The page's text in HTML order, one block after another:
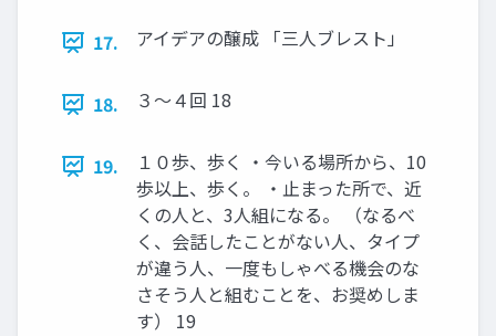
17. アイデアの醸成 「三人ブレスト」
18. ３～４回 18
19.
１０歩、歩く ・今いる場所から、10
歩以上、歩く。 ・止まった所で、近
くの人と、3人組になる。 （なるべ
く、会話したことがない人、タイプ
が違う人、一度もしゃべる機会のな
さそう人と組むことを、お奨めしま
す） 19